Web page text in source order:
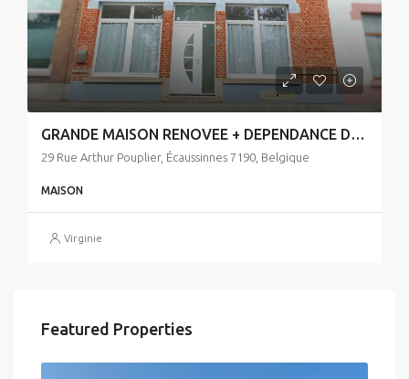
GRANDE MAISON RENOVEE + DEPENDANCE DE +- 120 m2
29 Rue Arthur Pouplier, Écaussinnes 7190, Belgique
MAISON
Virginie
Featured Properties